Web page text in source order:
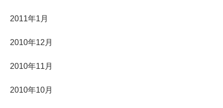
2011年1月
2010年12月
2010年11月
2010年10月